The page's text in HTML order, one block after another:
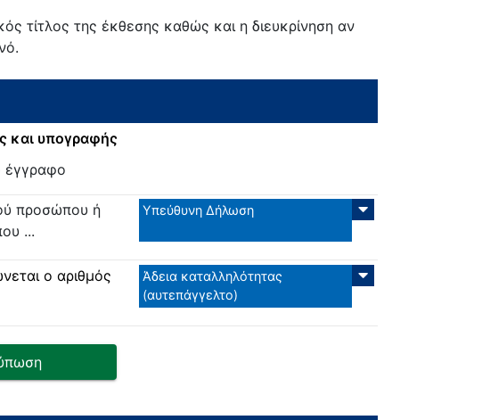
τίτλος της έκθεσης καθώς και η διευκρίνηση αν
και υπογραφής
έγγραφο
προσώπου ή
...
Υπεύθυνη Δήλωση
ο αριθμός
Άδεια καταλληλότητας
(αυτεπάγγελτο)